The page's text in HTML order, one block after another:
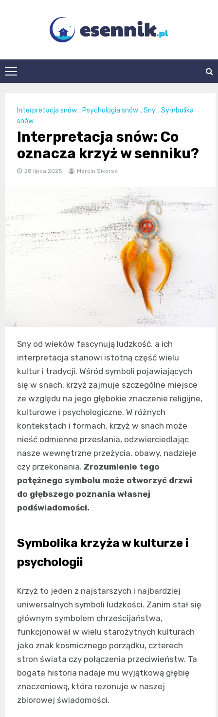
esennik.pl
Interpretacja snów ,Psychologia snów ,Sny ,Symbolika
snów
Interpretacja snów: Co
oznacza krzyż w senniku?
28 lipca 2025 Marcin Sikorski
Sny od wieków fascynują ludzkość, a ich
interpretacja stanowi istotną część wielu
kultur i tradycji. Wśród symboli pojawiających
się w snach, krzyż zajmuje szczególne miejsce
ze względu na jego głębokie znaczenie religijne,
kulturowe i psychologiczne. W różnych
kontekstach i formach, krzyż w snach może
nieść odmienne przesłania, odzwierciedlając
nasze wewnętrzne przeżycia, obawy, nadzieje
czy przekonania. Zrozumienie tego
potężnego symbolu może otworzyć drzwi
do głębszego poznania własnej
podświadomości.
Symbolika krzyża w kulturze i
psychologii
Krzyż to jeden z najstarszych i najbardziej
uniwersalnych symboli ludzkości. Zanim stał się
głównym symbolem chrześcijaństwa,
funkcjonował w wielu starożytnych kulturach
jako znak kosmicznego porządku, czterech
stron świata czy połączenia przeciwieństw. Ta
bogata historia nadaje mu wyjątkową głębię
znaczeniową, która rezonuje w naszej
zbiorowej świadomości.